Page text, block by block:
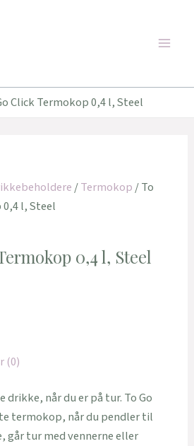
Click Termokop 0,4 l, Steel
/Termokop/ To
l, Steel
0,4 l, Steel
(0)
drikke, når du er på tur. To Go
termokop, når du pendler til
går tur med vennerne eller
kr..260,00 kr..